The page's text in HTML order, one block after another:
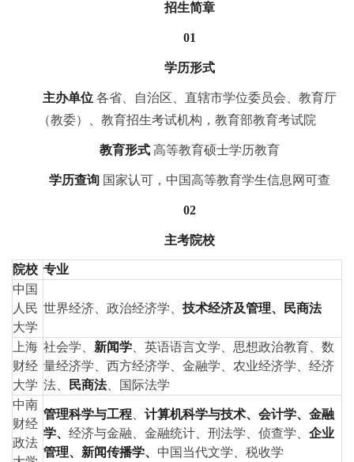
招生简章
01
学历形式
主办单位 各省、自治区、直辖市学位委员会、教育厅
（教委）、教育招生考试机构，教育部教育考试院
教育形式 高等教育硕士学历教育
学历查询 国家认可，中国高等教育学生信息网可查
02
主考院校
院校 专业
中国
人民
大学
世界经济、 政治经济学、 技术经济及管理、民商法
上海
财经
大学
社会学、 新闻学 、英语语言文学、思想政治教育、数
量经济学、西方经济学、金融学、农业经济学、经济
法、
民商法、国际法学
中南
财经
政法
管理科学与工程
计算机科学与技术、会计学、金融
学、 经济与金融、金融统计、刑法学、侦查学、 企业
管理、新闻传播学、 中国当代文学、税收学